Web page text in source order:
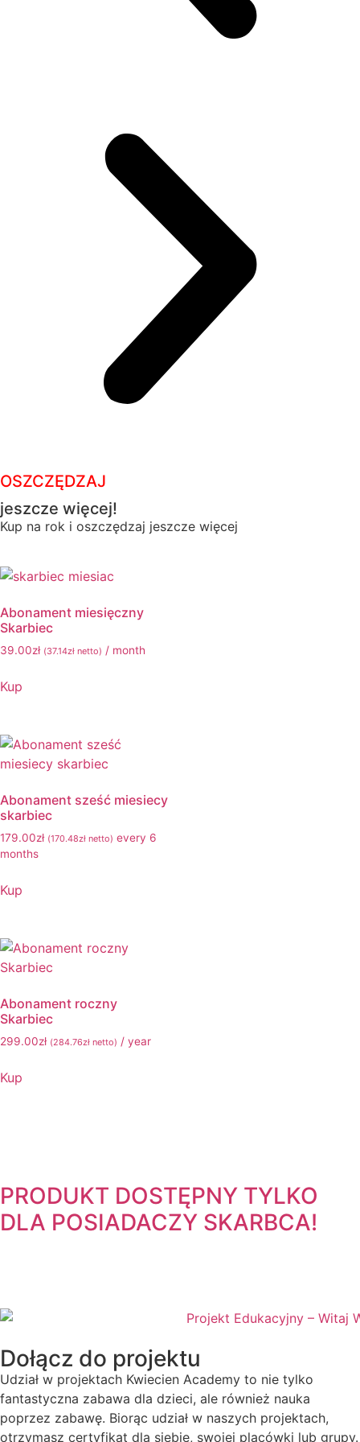
OSZCZĘDZAJ
jeszcze więcej!
Kup na rok i oszczędzaj jeszcze więcej
Abonament miesięczny
Skarbiec
39.00zł (37.14zł netto) / month
Kup
Abonament sześć miesiecy
skarbiec
179.00zł (170.48zł netto) every 6
months
Kup
Abonament roczny
Skarbiec
299.00zł (284.76zł netto) / year
Kup
PRODUKT DOSTĘPNY TYLKO
DLA POSIADACZY SKARBCA!
Dołącz do projektu
Udział w projektach Kwiecien Academy to nie tylko
fantastyczna zabawa dla dzieci, ale również nauka
poprzez zabawę. Biorąc udział w naszych projektach,
otrzymasz certyfikat dla siebie, swojej placówki lub grupy.